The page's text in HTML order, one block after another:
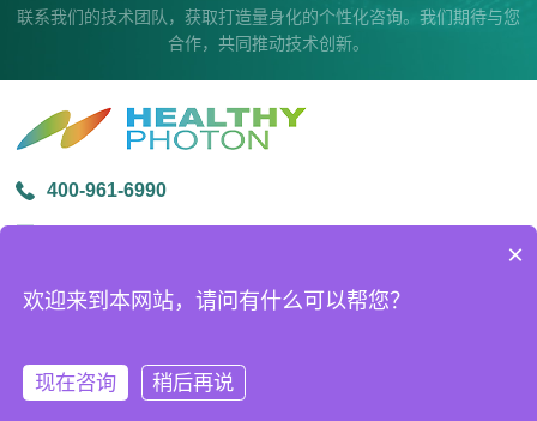
联系我们的技术团队，获取打造量身化的个性化咨询。我们期待与您
合作，共同推动技术创新。
400-961-6990
ICP备案号：
浙ICP备20026509号-2
×
欢迎来到本网站，请问有什么可以帮您？
现在咨询 稍后再说